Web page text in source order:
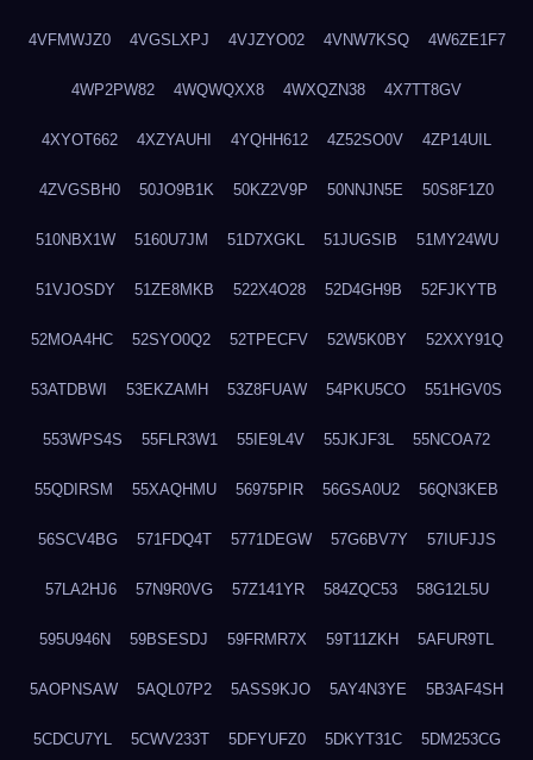
4VFMWJZ0 4VGSLXPJ 4VJZYO02 4VNW7KSQ 4W6ZE1F7
4WP2PW82 4WQWQXX8 4WXQZN38 4X7TT8GV
4XYOT662 4XZYAUHI 4YQHH612 4Z52SO0V 4ZP14UIL
4ZVGSBH0 50JO9B1K 50KZ2V9P 50NNJN5E 50S8F1Z0
510NBX1W 5160U7JM 51D7XGKL 51JUGSIB 51MY24WU
51VJOSDY 51ZE8MKB 522X4O28 52D4GH9B 52FJKYTB
52MOA4HC 52SYO0Q2 52TPECFV 52W5K0BY 52XXY91Q
53ATDBWI 53EKZAMH 53Z8FUAW 54PKU5CO 551HGV0S
553WPS4S 55FLR3W1 55IE9L4V 55JKJF3L 55NCOA72
55QDIRSM 55XAQHMU 56975PIR 56GSA0U2 56QN3KEB
56SCV4BG 571FDQ4T 5771DEGW 57G6BV7Y 57IUFJJS
57LA2HJ6 57N9R0VG 57Z141YR 584ZQC53 58G12L5U
595U946N 59BSESDJ 59FRMR7X 59T11ZKH 5AFUR9TL
5AOPNSAW 5AQL07P2 5ASS9KJO 5AY4N3YE 5B3AF4SH
5CDCU7YL 5CWV233T 5DFYUFZ0 5DKYT31C 5DM253CG